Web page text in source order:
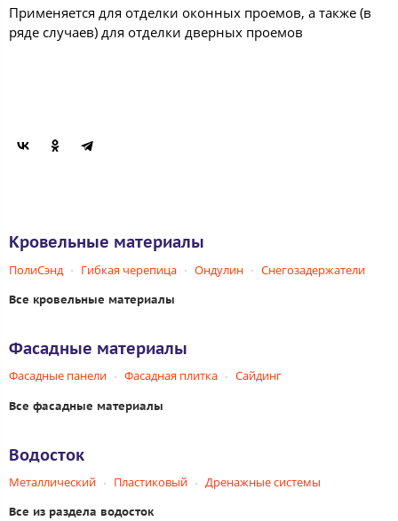
Применяется для отделки оконных проемов, а также (в
ряде случаев) для отделки дверных проемов
Кровельные материалы
ПолиСэнд Гибкая черепица Ондулин Снегозадержатели
Все кровельные материалы
Фасадные материалы
Фасадные панели Фасадная плитка Сайдинг
Все фасадные материалы
Водосток
Металлический Пластиковый Дренажные системы
Все из раздела водосток